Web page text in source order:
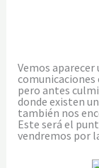
Vemos
pero antes
donde existen
también nos
Este será el
vendremos por